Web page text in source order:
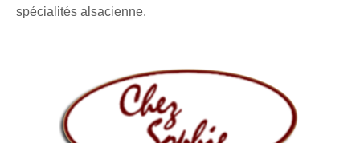
spécialités alsacienne.